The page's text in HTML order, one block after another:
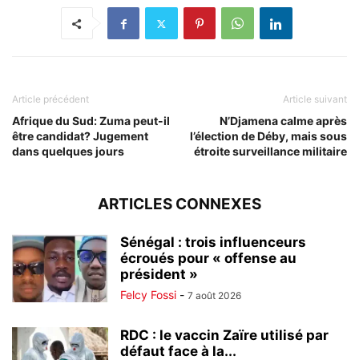
Article précédent
Afrique du Sud: Zuma peut-il
être candidat? Jugement
dans quelques jours
Article suivant
N’Djamena calme après
l’élection de Déby, mais sous
étroite surveillance militaire
ARTICLES CONNEXES
Sénégal : trois influenceurs
écroués pour « offense au
président »
Felcy Fossi - 7 août 2026
RDC : le vaccin Zaïre utilisé par
défaut face à la...